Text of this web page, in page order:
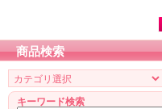
商品検索
キーワード検索